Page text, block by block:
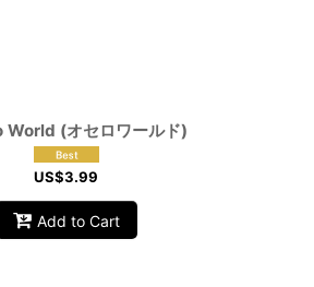
World (オセロワールド)
US$3.99
Add to Cart